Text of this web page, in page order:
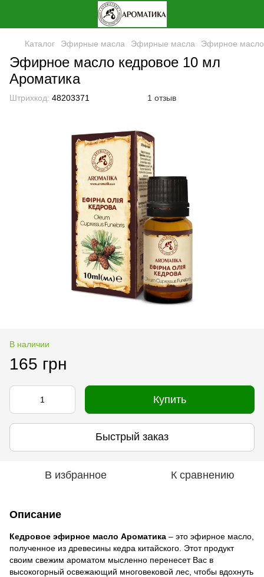
Каталог Эфирные масла Эфирные масла Эфирное
Эфирное масло кедровое 10 мл
Ароматика
Штрихкод: 48203371 1 отзыв
В наличии
165 грн
Купить
Быстрый заказ
В избранное К сравнению
Описание
Кедровое эфирное масло Ароматика – это эфирное масло,
полученное из древесины кедра китайского. Этот продукт
своим свежим ароматом мысленно перенесет Вас в
высокогорный освежающий многовековой лес, чтобы вдохнуть